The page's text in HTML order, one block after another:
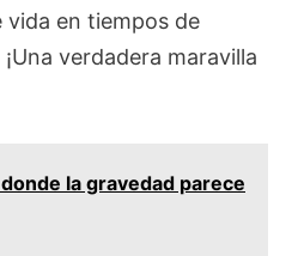
en tiempos de
verdadera maravilla
la gravedad parece